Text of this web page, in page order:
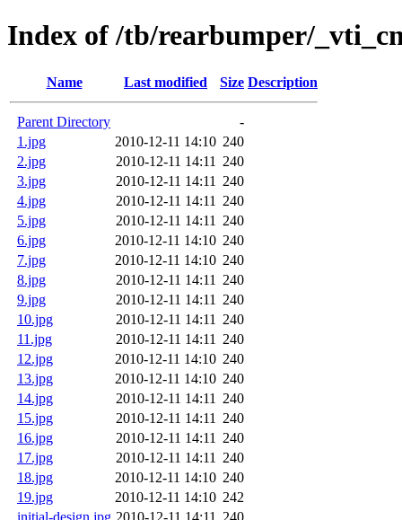
Index of /tb/rearbumper/
Name Last modified Size Description
Parent Directory
-
1.jpg
2010-12-11 14:10 240
2.jpg
2010-12-11 14:11
240
3.jpg
2010-12-11 14:11
240
4.jpg
2010-12-11 14:11
240
5.jpg
2010-12-11 14:11
240
6.jpg
2010-12-11 14:10 240
7.jpg
2010-12-11 14:10 240
8.jpg
2010-12-11 14:11
240
9.jpg
2010-12-11 14:11
240
10.jpg
2010-12-11 14:11
240
11.jpg
2010-12-11 14:11
240
12.jpg
2010-12-11 14:10 240
13.jpg
2010-12-11 14:10 240
14.jpg
2010-12-11 14:11
240
15.jpg
2010-12-11 14:11
240
16.jpg
2010-12-11 14:11
240
17.jpg
2010-12-11 14:11
240
18.jpg
2010-12-11 14:10 240
19.jpg
2010-12-11 14:10 242
initial-design.jpg 2010-12-11 14:11
240